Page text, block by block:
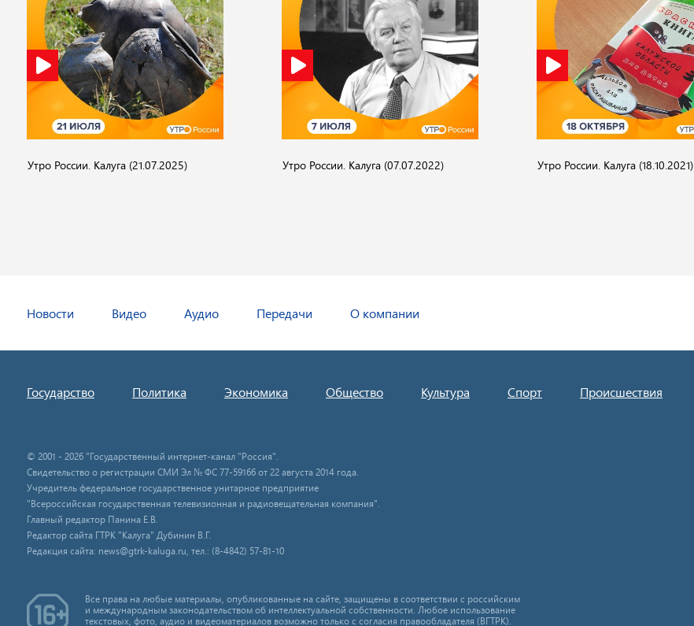
Утро России. Калуга (21.07.2025) Утро России. Калуга (07.07.2022) Утро России. Калуга (18.10.2021)
Новости Видео Аудио Передачи О компании
Государство Политика Экономика Общество Культура Спорт Происшествия
© 2001 - 2026 "Государственный интернет-канал "Россия".
Свидетельство о регистрации СМИ Эл № ФС 77-59166 от 22 августа 2014 года.
Учредитель федеральное государственное унитарное предприятие
"Всероссийская государственная телевизионная и радиовещательная компания".
Главный редактор Панина Е.В.
Редактор сайта ГТРК "Калуга" Дубинин В.Г.
Редакция сайта: news@gtrk-kaluga.ru, тел.: (8-4842) 57-81-10
Все права на любые материалы, опубликованные на сайте, защищены в соответствии с российским
и международным законодательством об интеллектуальной собственности. Любое использование
текстовых, фото, аудио и видеоматериалов возможно только с согласия правообладателя (ВГТРК).